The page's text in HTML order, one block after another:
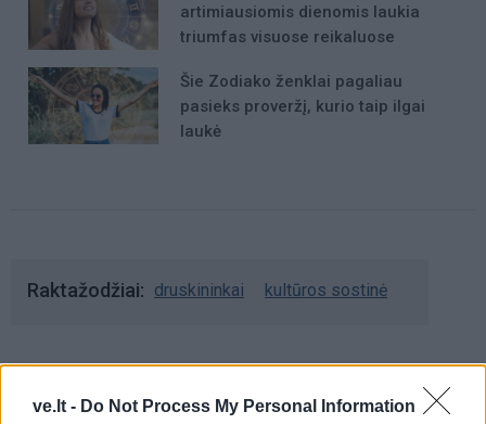
ve.lt - Do Not Process My Personal Information
artimiausiomis dienomis laukia
triumfas visuose reikaluose
Šie Zodiako ženklai pagaliau
pasieks proveržį, kurio taip ilgai
laukė
Raktažodžiai druskininkai kultūros sostinė